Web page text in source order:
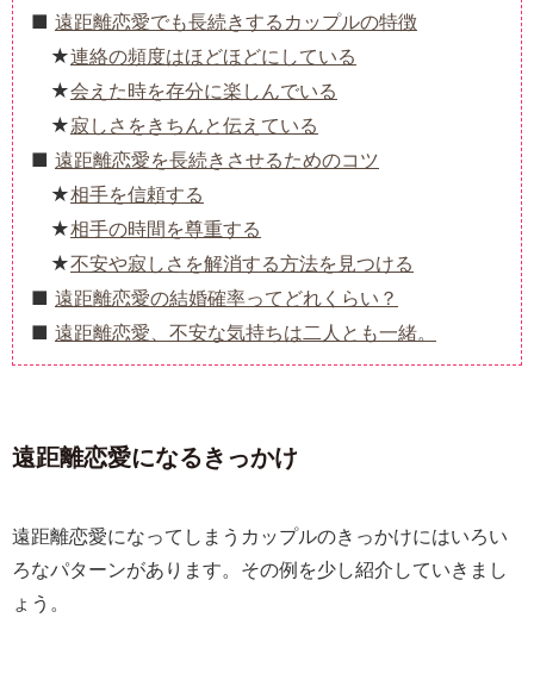
遠距離恋愛でも長続きするカップルの特徴
連絡の頻度はほどほどにしている
会えた時を存分に楽しんでいる
寂しさをきちんと伝えている
遠距離恋愛を長続きさせるためのコツ
相手を信頼する
相手の時間を尊重する
不安や寂しさを解消する方法を見つける
遠距離恋愛の結婚確率ってどれくらい？
遠距離恋愛、不安な気持ちは二人とも一緒。
遠距離恋愛になるきっかけ
遠距離恋愛になってしまうカップルのきっかけにはいろい
ろなパターンがあります。その例を少し紹介していきまし
ょう。